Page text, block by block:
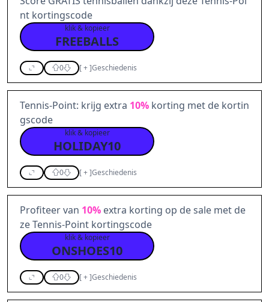
nt kortingscode
klik & kopieer
FREEBALLS
0 [+]Geschiedenis
Tennis-Point: krijg extra 10% korting met de kortin
gscode
klik & kopieer
HOLIDAY10
0 [+]Geschiedenis
Profiteer van 10% extra korting op de sale met de
ze Tennis-Point kortingscode
klik & kopieer
ONSHOES10
0 [+]Geschiedenis